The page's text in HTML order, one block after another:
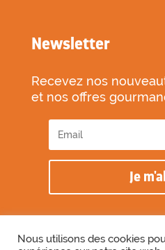
Newsletter
Recevez nos
et nos offres
Je
Nous utilisons des cookies